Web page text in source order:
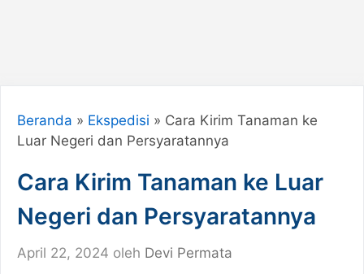
Beranda » Ekspedisi » Cara Kirim Tanaman ke
Luar Negeri dan Persyaratannya
Cara Kirim Tanaman ke Luar
Negeri dan Persyaratannya
April 22, 2024 oleh Devi Permata